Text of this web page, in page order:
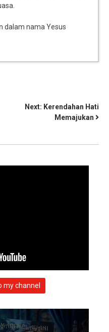
dalam nama Yesus
Next: Kerendahan Hati
Memajukan
my channel